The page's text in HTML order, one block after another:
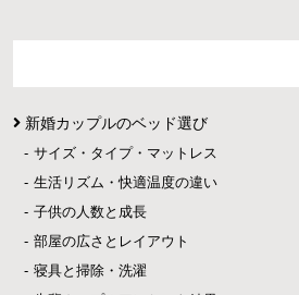
新婚カップルのベッド選び
サイズ・タイプ・マットレス
生活リズム・快適温度の違い
子供の人数と成長
部屋の広さとレイアウト
寝具と掃除・洗濯